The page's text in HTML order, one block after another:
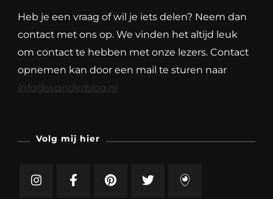
Heb je een vraag of wil je iets delen? Neem dan
contact met ons op. We vinden het altijd leuk
om contact te hebben met onze lezers. Contact
opnemen kan door een mail te sturen naar
info@wanderblog.nl
Volg mij hier